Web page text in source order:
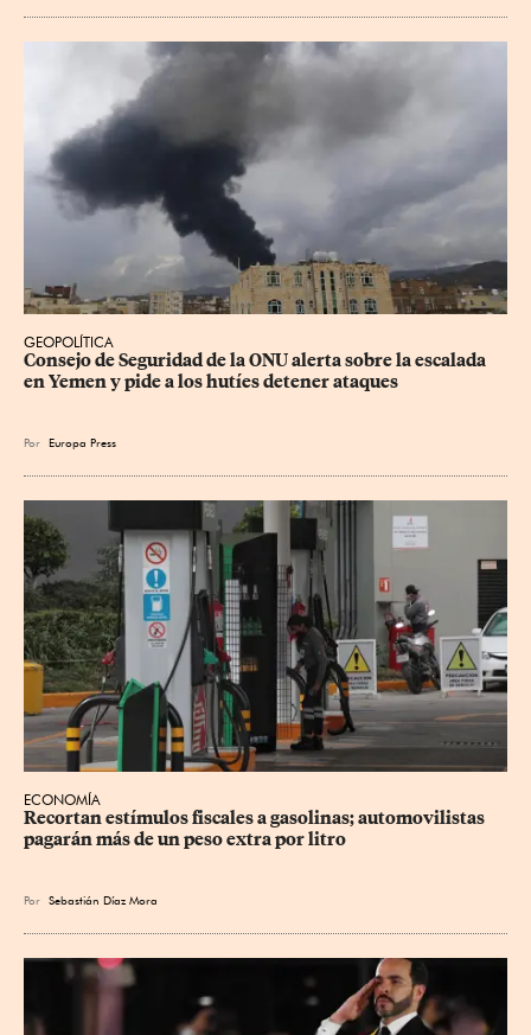
GEOPOLÍTICA
Consejo de Seguridad de la ONU alerta sobre la escalada
en Yemen y pide a los hutíes detener ataques
Por Europa Press
ECONOMÍA
Recortan estímulos fiscales a gasolinas; automovilistas
pagarán más de un peso extra por litro
Por Sebastián Díaz Mora